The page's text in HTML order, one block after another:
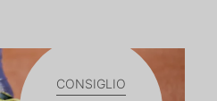
CONSIGLIO